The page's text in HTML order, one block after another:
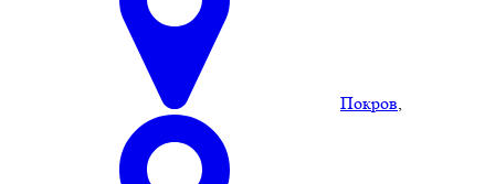
Покров,